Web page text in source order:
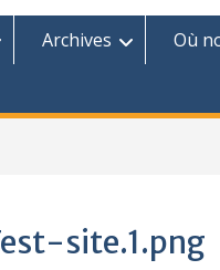
Archives Où
site.1.png